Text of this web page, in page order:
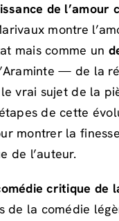
de l’amour
montre
mais comme un
— de la
vrai sujet de la
de cette
montrer la finesse
de l’auteur.
critique de
de la comédie